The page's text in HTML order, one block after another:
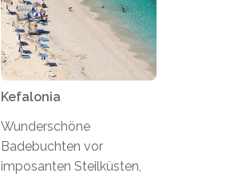
Kefalonia
Wunderschöne
Badebuchten vor
imposanten Steilküsten,